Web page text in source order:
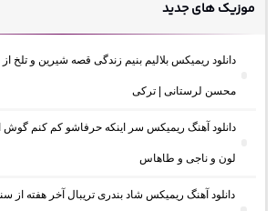
موزیک های جدید
دانلود ریمیکس بلالیم بنیم زندگی قصه شیرین و تلخ
محسن لرستانی | ترکی
دانلود آهنگ ریمیکس سر اینکه حرفاشو کم کنم
لون و ناجی و طاهاس
دانلود آهنگ ریمیکس شاد بندری تریبال آخر هفته از